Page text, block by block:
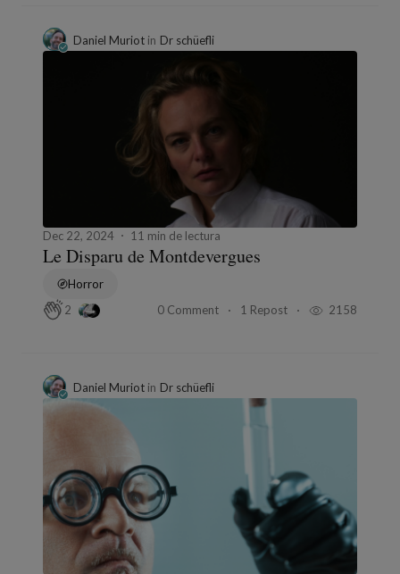
Daniel Muriot in Dr schüefli
Dec 22, 2024 11 min de lectura
Le Disparu de Montdevergues
Horror
2
0 Comment 1 Repost 2158
Daniel Muriot in Dr schüefli